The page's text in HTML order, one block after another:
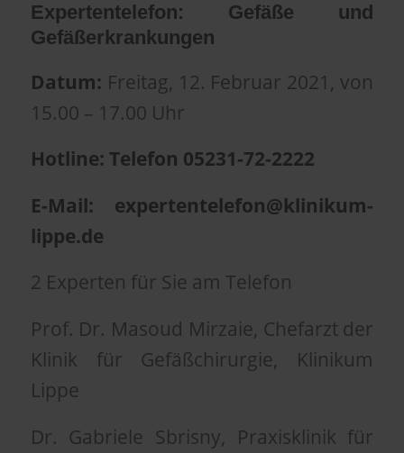
Expertentelefon: Gefäße und
Gefäßerkrankungen
Datum: Freitag, 12. Februar 2021, von
15.00 – 17.00 Uhr
Hotline: Telefon 05231-72-2222
E-Mail: expertentelefon@klinikum-
lippe.de
2 Experten für Sie am Telefon
Prof. Dr. Masoud Mirzaie, Chefarzt der
Klinik für Gefäßchirurgie, Klinikum
Lippe
Dr. Gabriele Sbrisny, Praxisklinik für